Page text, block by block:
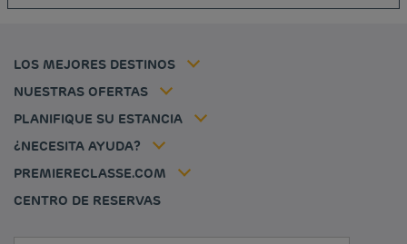
LOS MEJORES DESTINOS
Hoteles baratos Toulouse
NUESTRAS OFERTAS
Tarifa del miembro
PLANIFIQUE SU ESTANCIA
Mi reserva
Politique animaux de compagnie
¿NECESITA AYUDA?
PREMIERECLASSE.COM
Tax policy
Empleo
Jin Jiang International
CENTRO DE RESERVAS